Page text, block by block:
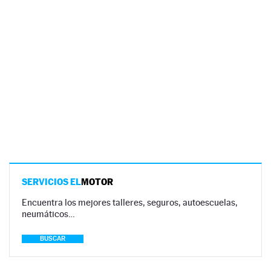
SERVICIOS ELMOTOR
Encuentra los mejores talleres, seguros, autoescuelas,
neumáticos…
BUSCAR